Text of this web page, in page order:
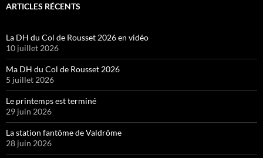
ARTICLES RÉCENTS
La DH du Col de Rousset 2026 en vidéo
10 juillet 2026
Ma DH du Col de Rousset 2026
5 juillet 2026
Le printemps est terminé
29 juin 2026
La station fantôme de Valdrôme
28 juin 2026